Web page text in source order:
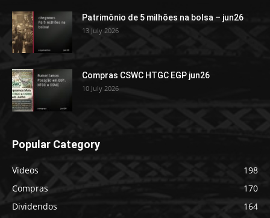
Patrimônio de 5 milhões na bolsa – jun26
13 July 2026
Compras CSWC HTGC EGP jun26
10 July 2026
Popular Category
Videos
198
Compras
170
Dividendos
164